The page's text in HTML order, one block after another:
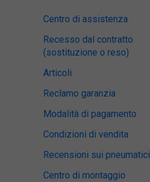
Centro di assistenza
Recesso dal contratto
(sostituzione o reso)
Articoli
Reclamo garanzia
Modalità di pagamento
Condizioni di vendita
Recensioni sui pneumatici
Centro di montaggio